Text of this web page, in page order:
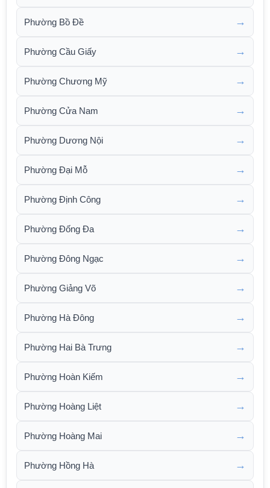
Phường Bồ Đề →
Phường Cầu Giấy →
Phường Chương Mỹ →
Phường Cửa Nam →
Phường Dương Nội →
Phường Đại Mỗ →
Phường Định Công →
Phường Đống Đa →
Phường Đông Ngạc →
Phường Giảng Võ →
Phường Hà Đông →
Phường Hai Bà Trưng →
Phường Hoàn Kiếm →
Phường Hoàng Liệt →
Phường Hoàng Mai →
Phường Hồng Hà →